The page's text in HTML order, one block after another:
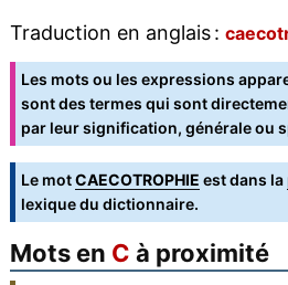
Traduction en anglais :
Les mots ou les expressions
sont des termes qui sont
par leur signification, générale ou
Le motCAECOTROPHIE est dans la
lexique du dictionnaire.
Mots en C à proximité